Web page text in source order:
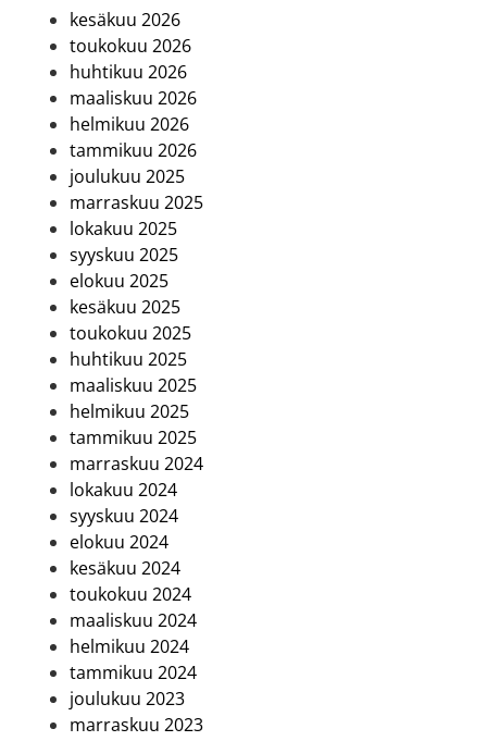
kesäkuu 2026
toukokuu 2026
huhtikuu 2026
maaliskuu 2026
helmikuu 2026
tammikuu 2026
joulukuu 2025
marraskuu 2025
lokakuu 2025
syyskuu 2025
elokuu 2025
kesäkuu 2025
toukokuu 2025
huhtikuu 2025
maaliskuu 2025
helmikuu 2025
tammikuu 2025
marraskuu 2024
lokakuu 2024
syyskuu 2024
elokuu 2024
kesäkuu 2024
toukokuu 2024
maaliskuu 2024
helmikuu 2024
tammikuu 2024
joulukuu 2023
marraskuu 2023